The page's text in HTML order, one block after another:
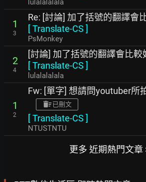
lulalalalala
1
3
Re: [討論] 加了括號的翻譯會
[Translate-CS ]
PsMonkey
2
4
[討論] 加了括號的翻譯會比較
[Translate-CS ]
lulalalalala
1
2
Fw: [單字] 想請問youtuber所
已刪文
[Translate-CS ]
NTUSTNTU
更多 近期熱門文章